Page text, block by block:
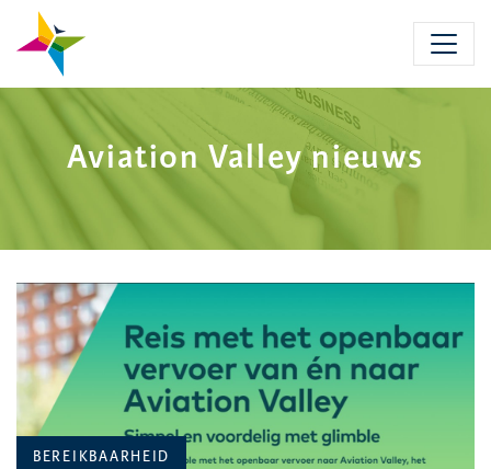
content
Aviation Valley nieuws
CATEGORIE:
BEREIKBAARHEID